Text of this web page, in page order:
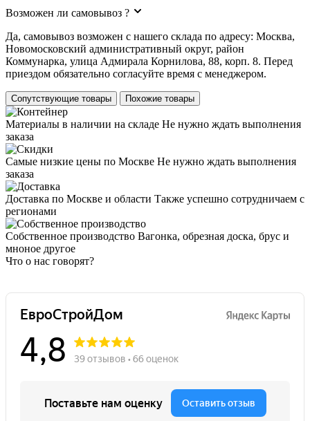
Возможен ли самовывоз ?
Да, самовывоз возможен с нашего склада по адресу: Москва,
Новомосковский административный округ, район
Коммунарка, улица Адмирала Корнилова, 88, корп. 8. Перед
приездом обязательно согласуйте время с менеджером.
Сопутствующие товары Похожие товары
Материалы в наличии на складе Не нужно ждать выполнения
заказа
Самые низкие цены по Москве Не нужно ждать выполнения
заказа
Доставка по Москве и области Также успешно сотрудничаем с
регионами
Собственное производство Вагонка, обрезная доска, брус и
мноное другое
Что о нас говорят?